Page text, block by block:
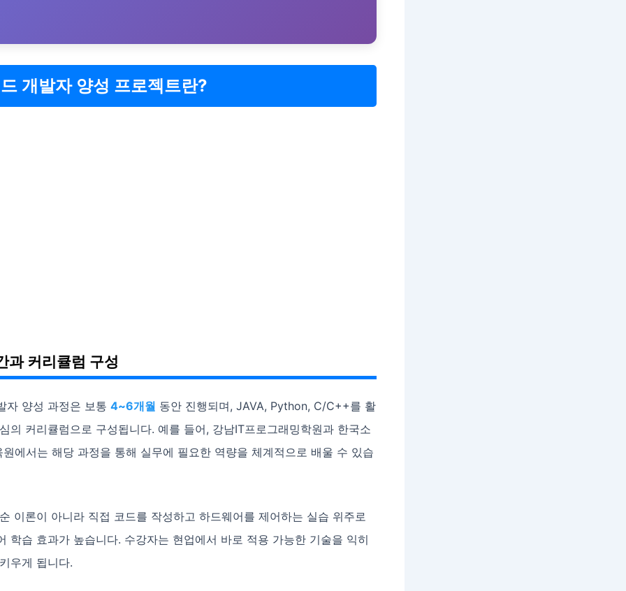
개발자 양성 프로젝트란?
과 커리큘럼 구성
자 양성 과정은 보통 4~6개월 동안 진행되며, JAVA, Python, C/C++를 활
의 커리큘럼으로 구성됩니다. 예를 들어, 강남IT프로그래밍학원과 한국소
원에서는 해당 과정을 통해 실무에 필요한 역량을 체계적으로 배울 수 있습
이론이 아니라 직접 코드를 작성하고 하드웨어를 제어하는 실습 위주로
학습 효과가 높습니다. 수강자는 현업에서 바로 적용 가능한 기술을 익히
우게 됩니다.